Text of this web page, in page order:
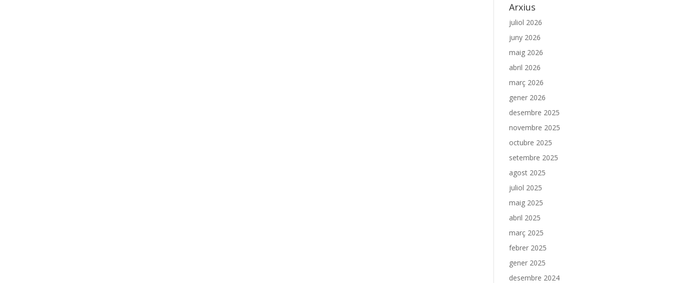
Arxius
juliol 2026
juny 2026
maig 2026
abril 2026
març 2026
gener 2026
desembre 2025
novembre 2025
octubre 2025
setembre 2025
agost 2025
juliol 2025
maig 2025
abril 2025
març 2025
febrer 2025
gener 2025
desembre 2024